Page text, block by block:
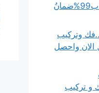
للتخلص من الأثاث القديم ب99%ضمانُ
وتركيب
الان واحصل
و تركيب